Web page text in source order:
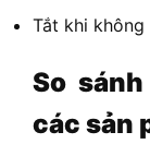
Tắt khi không
So
các sản